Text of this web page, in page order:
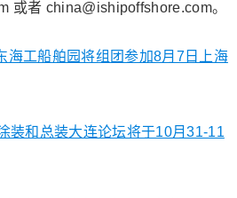
或者 china@ishipoffshore.com。
海工船舶园将组团参加8月7日上海
装和总装大连论坛将于10月31-11